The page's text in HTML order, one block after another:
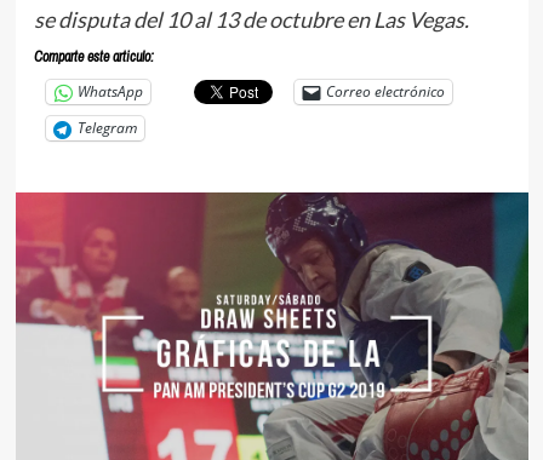
se disputa del 10 al 13 de octubre en Las Vegas.
Comparte este articulo:
WhatsApp
Correo electrónico
Telegram